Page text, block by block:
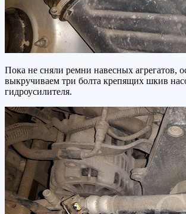
Пока не сняли ремни навесных агрегатов,
выкручиваем три болта крепящих шкив
гидроусилителя.